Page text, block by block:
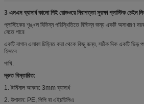
3 এমএম ব্যাসার্ধ কালো পিই রোডওয়ে নিরাপত্তা সুরক্ষা প্লাস্টিক চেইন
প্লাস্টিকের শৃঙ্খল বিভিন্ন পরিস্থিতিতে বিভিন্ন জন্য একটি অসাধারণ
যেতে পারে
একটি বাগান এলাকা চিহ্নিত করা থেকে কিছু জন্য, সঠিক দিক একটি ভিড়
হিসাবে
পাখি.
দ্রুত বিস্তারিত:
1. টার্মিনাল আকার: 3mm ব্যাসার্ধ
2. উপাদান: PE, পিপি বা এইচডিপিএ